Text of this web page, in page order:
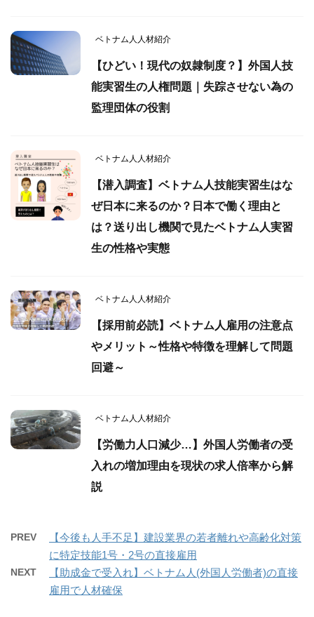
ベトナム人人材紹介
【ひどい！現代の奴隷制度？】外国人技
能実習生の人権問題｜失踪させない為の
監理団体の役割
ベトナム人人材紹介
【潜入調査】ベトナム人技能実習生はな
ぜ日本に来るのか？日本で働く理由と
は？送り出し機関で見たベトナム人実習
生の性格や実態
ベトナム人人材紹介
【採用前必読】ベトナム人雇用の注意点
やメリット～性格や特徴を理解して問題
回避～
ベトナム人人材紹介
【労働力人口減少…】外国人労働者の受
入れの増加理由を現状の求人倍率から解
説
PREV
【今後も人手不足】建設業界の若者離れや高齢化対策
に特定技能1号・2号の直接雇用
NEXT
【助成金で受入れ】ベトナム人(外国人労働者)の直接
雇用で人材確保